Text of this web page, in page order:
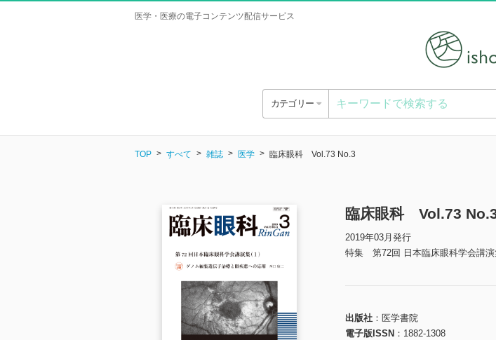
医学・医療の電子コンテンツ配信サービス
カテゴリー
TOP すべて 雑誌 医学 臨床眼科 Vol.73 No.3
臨床眼科 Vol.73 No.3
2019年03月発行
特集 第72回 日本臨床眼科学会講演
出版社
医学書院
電子版ISSN
1882-1308